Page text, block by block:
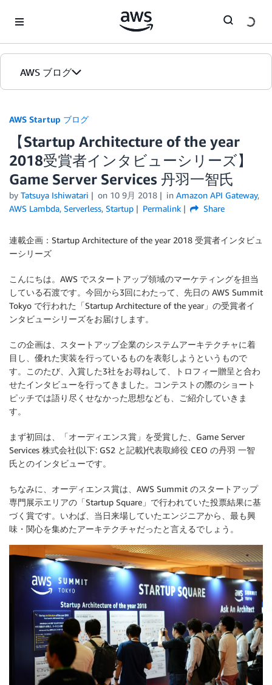
AWS ブログ
カテゴリ
エディション
AWS Startup ブログ
【Startup Architecture of the year
2018受賞者インタビューシリーズ】
Game Server Services 丹羽一智氏
by Tatsuya Ishiwatari on 10 9月 2018 in Amazon API Gateway,
AWS Lambda, Serverless, Startup Permalink Share
連載企画：Startup Architecture of the year 2018 受賞者インタビュ
ーシリーズ
こんにちは。AWS でスタートアップ領域のマーケティングを担当
している石渡です。今回から3回にわたって、先日の AWS Summit
Tokyo で行われた「Startup Architecture of the year」の受賞者イ
ンタビューシリーズをお届けします。
この企画は、スタートアップ企業のシステムアーキテクチャに着
目し、優れた実装を行っているものを表彰しようというもので
す。このたび、入賞した3社をお尋ねして、トロフィー贈呈と合わ
せたインタビューを行ってきました。コンテストの際のショート
ピッチでは語り尽くせなかった思想なども、ご紹介していきま
す。
まず初回は、「オーディエンス賞」を受賞した、Game Server
Services 株式会社(以下: GS2 と記載)代表取締役 CEO の丹羽 一智
氏とのインタビューです。
ちなみに、オーディエンス賞は、AWS Summit のスタートアップ
専門展示エリアの「Startup Square」で行われていた投票結果に基
づく賞です。いわば、当日来場していたエンジニアから、最も興
味・関心を集めたアーキテクチャだったと言えるでしょう。